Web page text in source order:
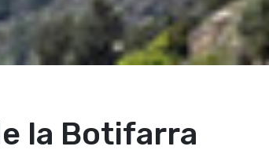
la Botifarra